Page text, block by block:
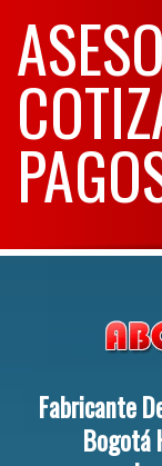
Fabricante
Bogotá